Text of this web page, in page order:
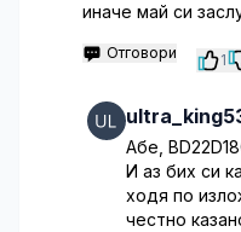
иначе май си
Отговори 1
Абе,
И аз бих си
ходя по
честно